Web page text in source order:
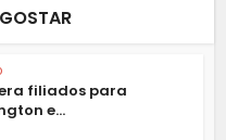
filiados para
e...